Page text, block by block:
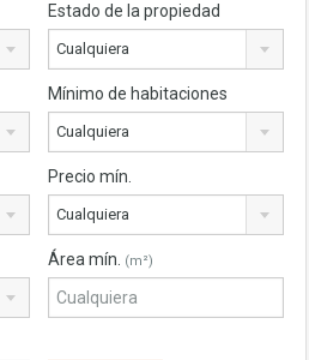
Estado de la propiedad
Cualquiera
Mínimo de habitaciones
Cualquiera
Precio mín.
Cualquiera
Área mín. (m²)